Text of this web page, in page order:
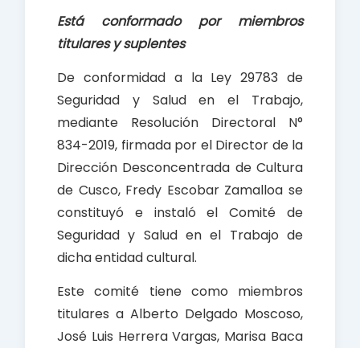
k
p
Está conformado por miembros
titulares y suplentes
De conformidad a la Ley 29783 de
Seguridad y Salud en el Trabajo,
mediante Resolución Directoral N°
834-2019, firmada por el Director de la
Dirección Desconcentrada de Cultura
de Cusco, Fredy Escobar Zamalloa se
constituyó e instaló el Comité de
Seguridad y Salud en el Trabajo de
dicha entidad cultural.
Este comité tiene como miembros
titulares a Alberto Delgado Moscoso,
José Luis Herrera Vargas, Marisa Baca